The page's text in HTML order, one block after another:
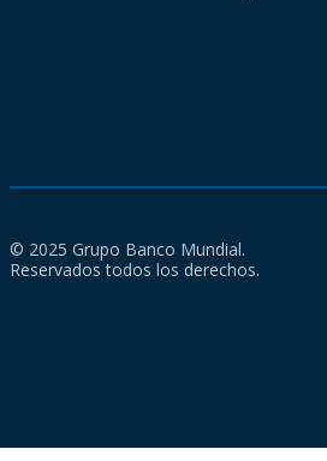
© 2025 Grupo Banco Mundial.
Reservados todos los derechos.